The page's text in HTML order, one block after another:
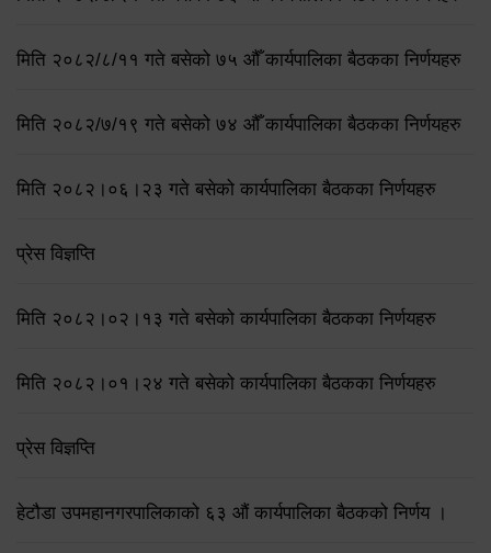
मिति २०८२/८/११ गते बसेको ७५ औँ कार्यपालिका बैठकका निर्णयहरु
मिति २०८२/७/१९ गते बसेको ७४ औँ कार्यपालिका बैठकका निर्णयहरु
मिति २०८२।०६।२३ गते बसेको कार्यपालिका बैठकका निर्णयहरु
प्रेस विज्ञप्ति
मिति २०८२।०२।१३ गते बसेको कार्यपालिका बैठकका निर्णयहरु
मिति २०८२।०१।२४ गते बसेको कार्यपालिका बैठकका निर्णयहरु
प्रेस विज्ञप्ति
हेटौडा उपमहानगरपालिकाको ६३ औं कार्यपालिका बैठकको निर्णय ।